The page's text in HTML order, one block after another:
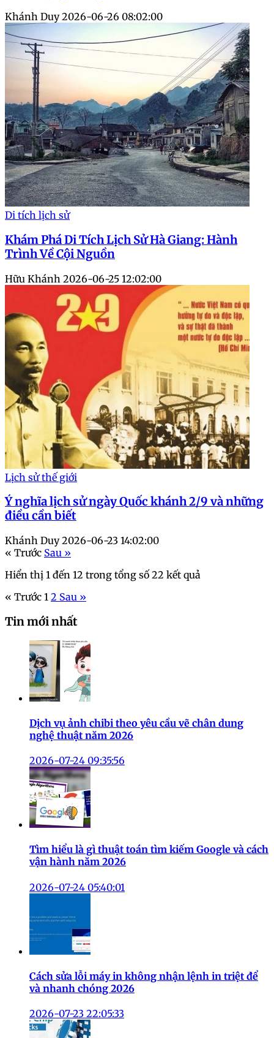
Khánh Duy 2026-06-26 08:02:00
Di tích lịch sử
Khám Phá Di Tích Lịch Sử Hà Giang: Hành
Trình Về Cội Nguồn
Hữu Khánh 2026-06-25 12:02:00
Lịch sử thế giới
Ý nghĩa lịch sử ngày Quốc khánh 2/9 và những
điều cần biết
Khánh Duy 2026-06-23 14:02:00
« Trước Sau »
Hiển thị 1 đến 12 trong tổng số 22 kết quả
« Trước 1 2 Sau »
Tin mới nhất
Dịch vụ ảnh chibi theo yêu cầu vẽ chân dung
nghệ thuật năm 2026
2026-07-24 09:35:56
Tìm hiểu là gì thuật toán tìm kiếm Google và cách
vận hành năm 2026
2026-07-24 05:40:01
Cách sửa lỗi máy in không nhận lệnh in triệt để
và nhanh chóng 2026
2026-07-23 22:05:33